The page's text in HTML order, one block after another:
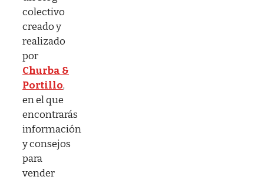
colectivo
creado y
realizado
por
Churba &
Portillo,
en el que
encontrarás
información
y consejos
para
vender